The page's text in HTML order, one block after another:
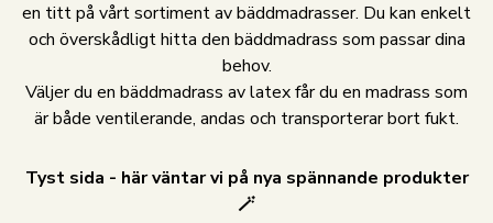
en titt på vårt sortiment av bäddmadrasser. Du kan enkelt
och överskådligt hitta den bäddmadrass som passar dina
behov.
Väljer du en bäddmadrass av latex får du en madrass som
är både ventilerande, andas och transporterar bort fukt.
Tyst sida - här väntar vi på nya spännande produkter
🪄